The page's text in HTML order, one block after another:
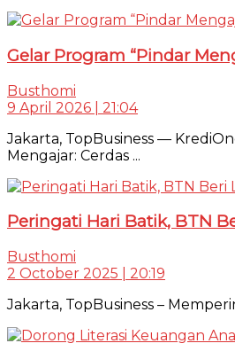
Gelar Program “Pindar
Busthomi
9 April 2026 | 21:04
Jakarta, TopBusiness —
Mengajar: Cerdas ...
Peringati Hari Batik, BTN
Busthomi
2 October 2025 | 20:19
Jakarta, TopBusiness –